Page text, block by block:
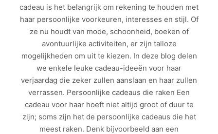
cadeau is het belangrijk om rekening te houden met
haar persoonlijke voorkeuren, interesses en stijl. Of
ze nu houdt van mode, schoonheid, boeken of
avontuurlijke activiteiten, er zijn talloze
mogelijkheden om uit te kiezen. In deze blog delen
we enkele leuke cadeau-ideeën voor haar
verjaardag die zeker zullen aanslaan en haar zullen
verrassen. Persoonlijke cadeaus die raken Een
cadeau voor haar hoeft niet altijd groot of duur te
zijn; soms zijn het de persoonlijke cadeaus die het
meest raken. Denk bijvoorbeeld aan een